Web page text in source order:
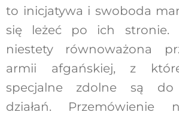
to inicjatywa i swoboda
się leżeć po ich stronie.
niestety równoważona
armii afgańskiej, z
specjalne zdolne są do
działań. Przemówienie